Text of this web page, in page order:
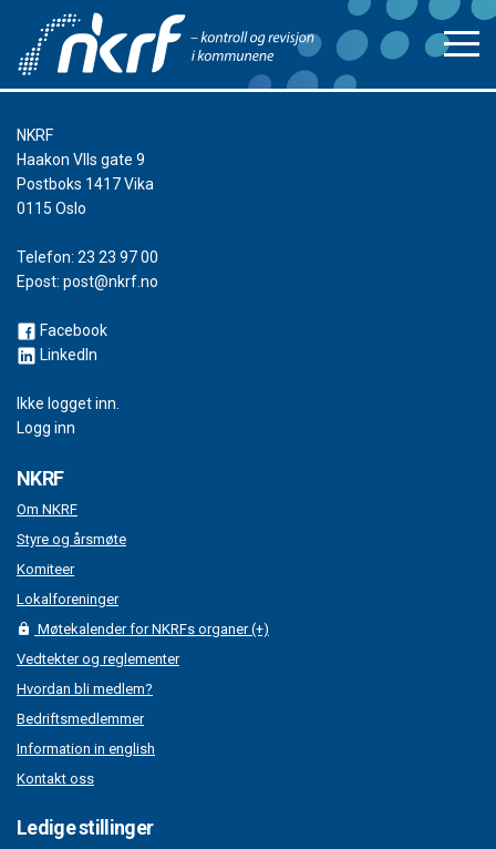
NKRF
Haakon VIIs gate 9
Postboks 1417 Vika
0115 Oslo
Telefon: 23 23 97 00
Epost: post@nkrf.no
Facebook
LinkedIn
Ikke logget inn.
Logg inn
NKRF
Om NKRF
Styre og årsmøte
Komiteer
Lokalforeninger
Møtekalender for NKRFs organer (+)
Vedtekter og reglementer
Hvordan bli medlem?
Bedriftsmedlemmer
Information in english
Kontakt oss
Ledige stillinger